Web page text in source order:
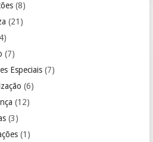
(8)
(21)
(7)
Especiais (7)
(6)
(12)
(3)
(1)